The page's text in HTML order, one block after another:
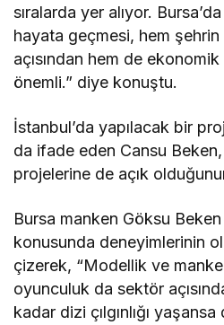
sıralarda yer alıyor.
hayata geçmesi, hem
açısından hem de ekonomik
önemli.” diye konuştu.
İstanbul’da yapılacak bir
da ifade eden Cansu
projelerine de açık
Bursa manken Göksu
konusunda deneyimlerinin
çizerek, “Modellik ve
oyunculuk da sektör
kadar dizi çılgınlığı